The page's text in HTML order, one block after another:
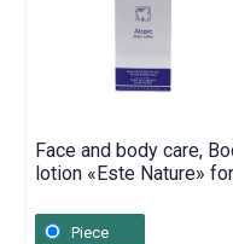
Face and body care,
lotion «Este Nature» for
200 ml, Հայաստան
Piece